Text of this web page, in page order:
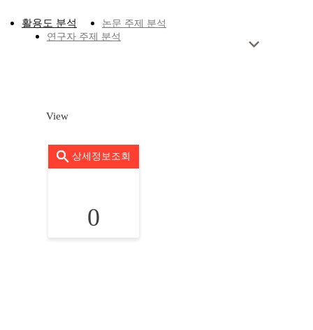
활용도 분석
논문 주제 분석
연구자 주제 분석
View
상세정보조회
0